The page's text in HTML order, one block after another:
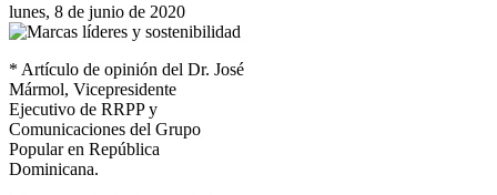
lunes, 8 de junio de 2020
* Artículo de opinión del Dr. José
Mármol, Vicepresidente
Ejecutivo de RRPP y
Comunicaciones del Grupo
Popular en República
Dominicana.